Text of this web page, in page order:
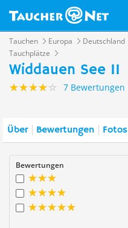
Tauchen Europa Deutschland
Tauchplätze
Widdauen See II
7 Bewertungen
Über Bewertungen Fotos
Bewertungen